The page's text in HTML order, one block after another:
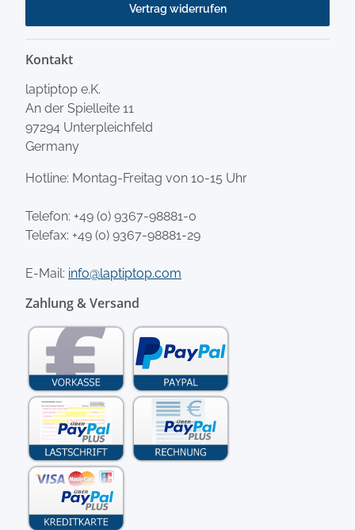
Vertrag widerrufen
Kontakt
laptiptop e.K.
An der Spielleite 11
97294 Unterpleichfeld
Germany
Hotline: Montag-Freitag von 10-15 Uhr
Telefon: +49 (0) 9367-98881-0
Telefax: +49 (0) 9367-98881-29
E-Mail: info@laptiptop.com
Zahlung & Versand